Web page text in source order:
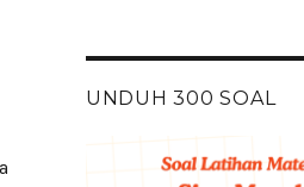
UNDUH 300 SOAL